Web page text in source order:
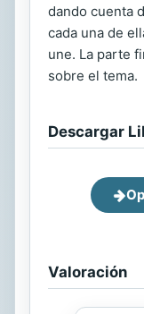
dando cuenta
cada una de
une. La parte
sobre el tema.
Descargar
Valoración